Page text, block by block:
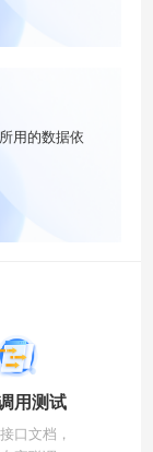
用的数据依
用测试
口文档，